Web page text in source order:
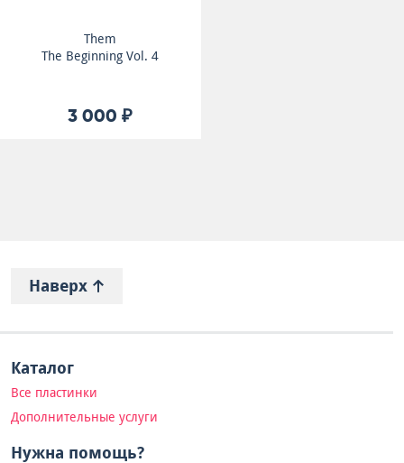
Them
The Beginning Vol. 4
3 000 ₽
Наверх
Каталог
Все пластинки
Дополнительные услуги
Нужна помощь?